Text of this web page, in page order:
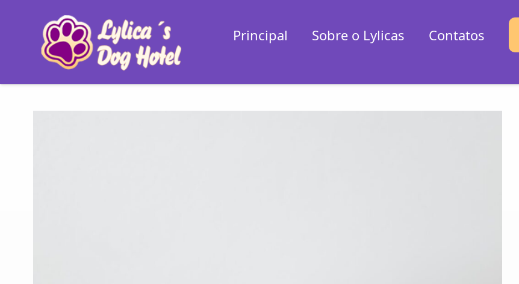
Principal Sobre o Lylicas Contatos